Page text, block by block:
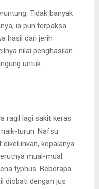
Tidak banyak
ia pun terpaksa
hasil dari jerih
nilai penghasilan
untuk
ragil lagi sakit keras.
turun. Nafsu
kepalanya
mual-mual.
typhus. Beberapa
diobati dengan jus